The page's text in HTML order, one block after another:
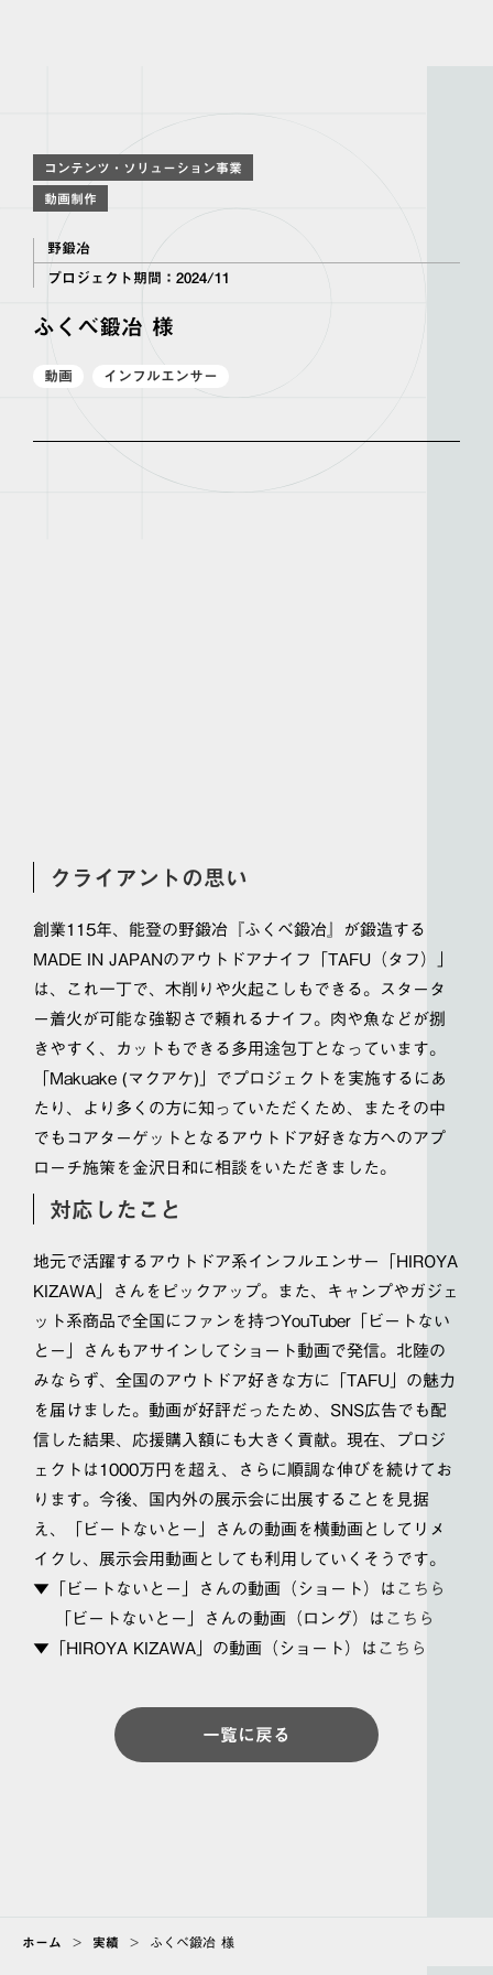
コンテンツ・ソリューション事業
動画制作
野鍛冶
プロジェクト期間：2024/11
ふくべ鍛冶 様
動画 インフルエンサー
クライアントの思い
創業115年、能登の野鍛冶『ふくべ鍛冶』が鍛造する
MADE IN JAPANのアウトドアナイフ「TAFU（タフ）」
は、これ一丁で、木削りや火起こしもできる。スタータ
ー着火が可能な強靭さで頼れるナイフ。肉や魚などが捌
きやすく、カットもできる多用途包丁となっています。
「Makuake (マクアケ)」でプロジェクトを実施するにあ
たり、より多くの方に知っていただくため、またその中
でもコアターゲットとなるアウトドア好きな方へのアプ
ローチ施策を金沢日和に相談をいただきました。
対応したこと
地元で活躍するアウトドア系インフルエンサー「HIROYA
KIZAWA」さんをピックアップ。また、キャンプやガジェ
ット系商品で全国にファンを持つYouTuber「ビートない
とー」さんもアサインしてショート動画で発信。北陸の
みならず、全国のアウトドア好きな方に「TAFU」の魅力
を届けました。動画が好評だったため、SNS広告でも配
信した結果、応援購入額にも大きく貢献。現在、プロジ
ェクトは1000万円を超え、さらに順調な伸びを続けてお
ります。今後、国内外の展示会に出展することを見据
え、「ビートないとー」さんの動画を横動画としてリメ
イクし、展示会用動画としても利用していくそうです。
▼「ビートないとー」さんの動画（ショート）はこちら
「ビートないとー」さんの動画（ロング）はこちら
▼「HIROYA KIZAWA」の動画（ショート）はこちら
一覧に戻る
ホーム > 実績 > ふくべ鍛冶 様